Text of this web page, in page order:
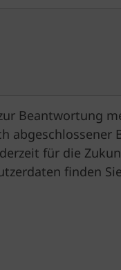
Beantwortung
abgeschlossener
für die
finden